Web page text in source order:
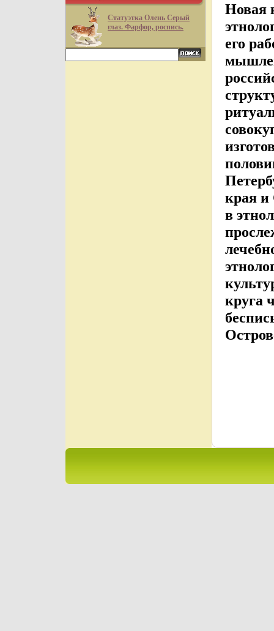
Статуэтка Олень Серый
глаз. Фарфор, роспись.
Новая
его
края и
в
круга